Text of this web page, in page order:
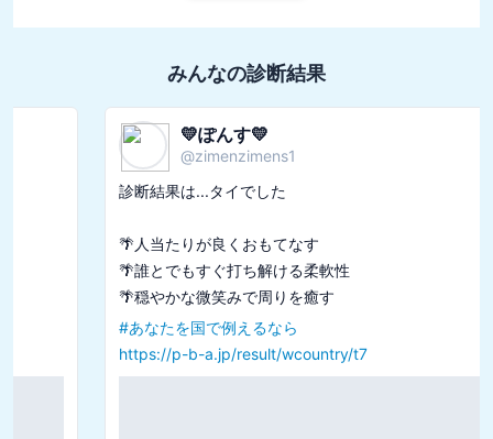
みんなの診断結果
💛ぽんす💛
zimenzimens1
診断結果は...タイでした
🌴人当たりが良くおもてなす
🌴誰とでもすぐ打ち解ける柔軟性
🌴穏やかな微笑みで周りを癒す
あなたを国で例えるなら
https://p-b-a.jp/result/wcountry/t7